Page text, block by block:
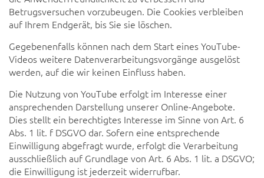
Betrugsversuchen vorzubeugen. Die Cookies verbleiben
auf Ihrem Endgerät, bis Sie sie löschen.
Gegebenenfalls können nach dem Start eines YouTube-
Videos weitere Datenverarbeitungsvorgänge ausgelöst
werden, auf die wir keinen Einfluss haben.
Die Nutzung von YouTube erfolgt im Interesse einer
ansprechenden Darstellung unserer Online-Angebote.
Dies stellt ein berechtigtes Interesse im Sinne von Art. 6
Abs. 1 lit. f DSGVO dar. Sofern eine entsprechende
Einwilligung abgefragt wurde, erfolgt die Verarbeitung
ausschließlich auf Grundlage von Art. 6 Abs. 1 lit. a DSGVO;
die Einwilligung ist jederzeit widerrufbar.